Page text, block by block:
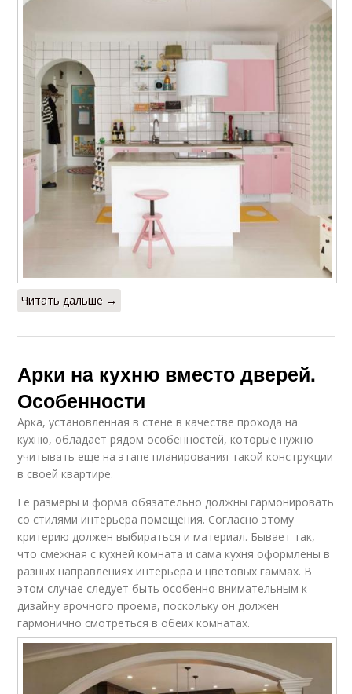
Читать дальше →
Арки на кухню вместо дверей.
Особенности
Арка, установленная в стене в качестве прохода на
кухню, обладает рядом особенностей, которые нужно
учитывать еще на этапе планирования такой конструкции
в своей квартире.
Ее размеры и форма обязательно должны гармонировать
со стилями интерьера помещения. Согласно этому
критерию должен выбираться и материал. Бывает так,
что смежная с кухней комната и сама кухня оформлены в
разных направлениях интерьера и цветовых гаммах. В
этом случае следует быть особенно внимательным к
дизайну арочного проема, поскольку он должен
гармонично смотреться в обеих комнатах.